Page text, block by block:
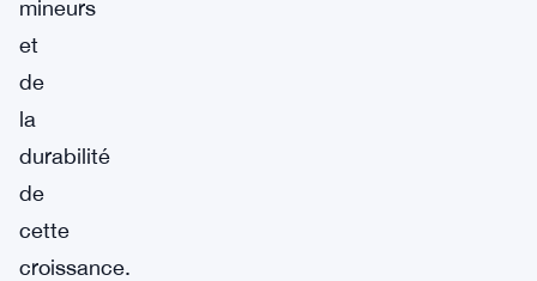
mineurs
et
de
la
durabilité
de
cette
croissance.